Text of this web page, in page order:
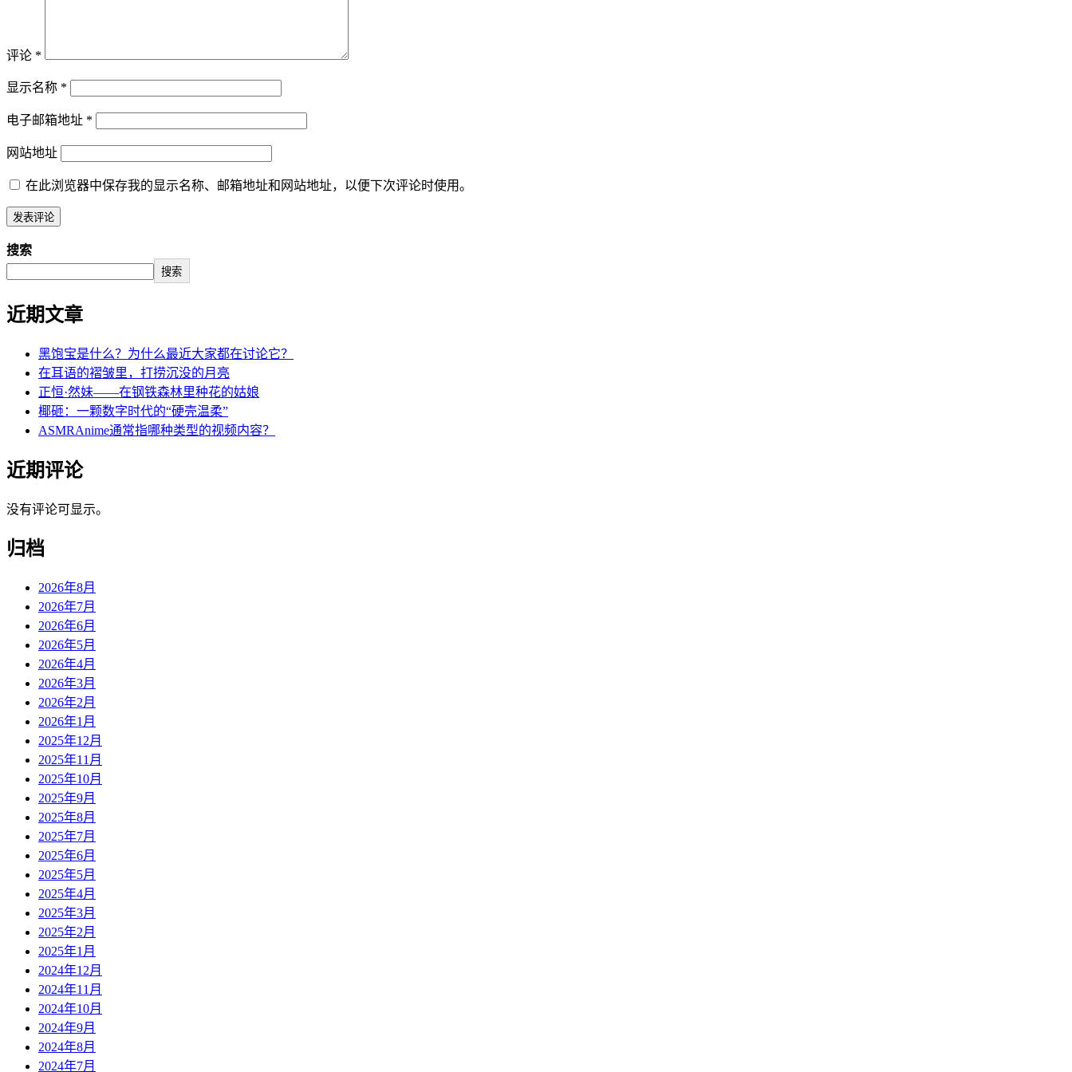
评论 *
显示名称 *
电子邮箱地址 *
网站地址
在此浏览器中保存我的显示名称、邮箱地址和网站地址，以便下次评论时使用。
搜索
搜索
近期文章
黑饱宝是什么？为什么最近大家都在讨论它？
在耳语的褶皱里，打捞沉没的月亮
正恒·然妹——在钢铁森林里种花的姑娘
椰砸：一颗数字时代的“硬壳温柔”
ASMRAnime通常指哪种类型的视频内容？
近期评论
没有评论可显示。
归档
2026年8月
2026年7月
2026年6月
2026年5月
2026年4月
2026年3月
2026年2月
2026年1月
2025年12月
2025年11月
2025年10月
2025年9月
2025年8月
2025年7月
2025年6月
2025年5月
2025年4月
2025年3月
2025年2月
2025年1月
2024年12月
2024年11月
2024年10月
2024年9月
2024年8月
2024年7月